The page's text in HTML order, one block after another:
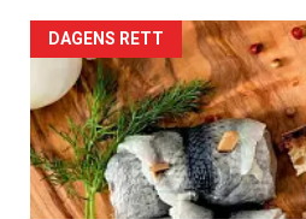
Forsiden
akkurat
nå
-
DAGENS RETT